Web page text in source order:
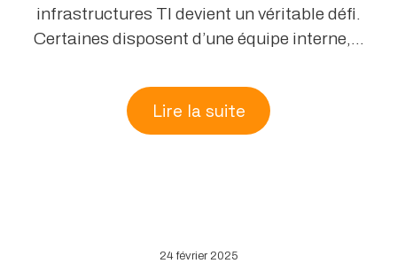
infrastructures TI devient un véritable défi.
Certaines disposent d’une équipe interne,...
Lire la suite
24 février 2025